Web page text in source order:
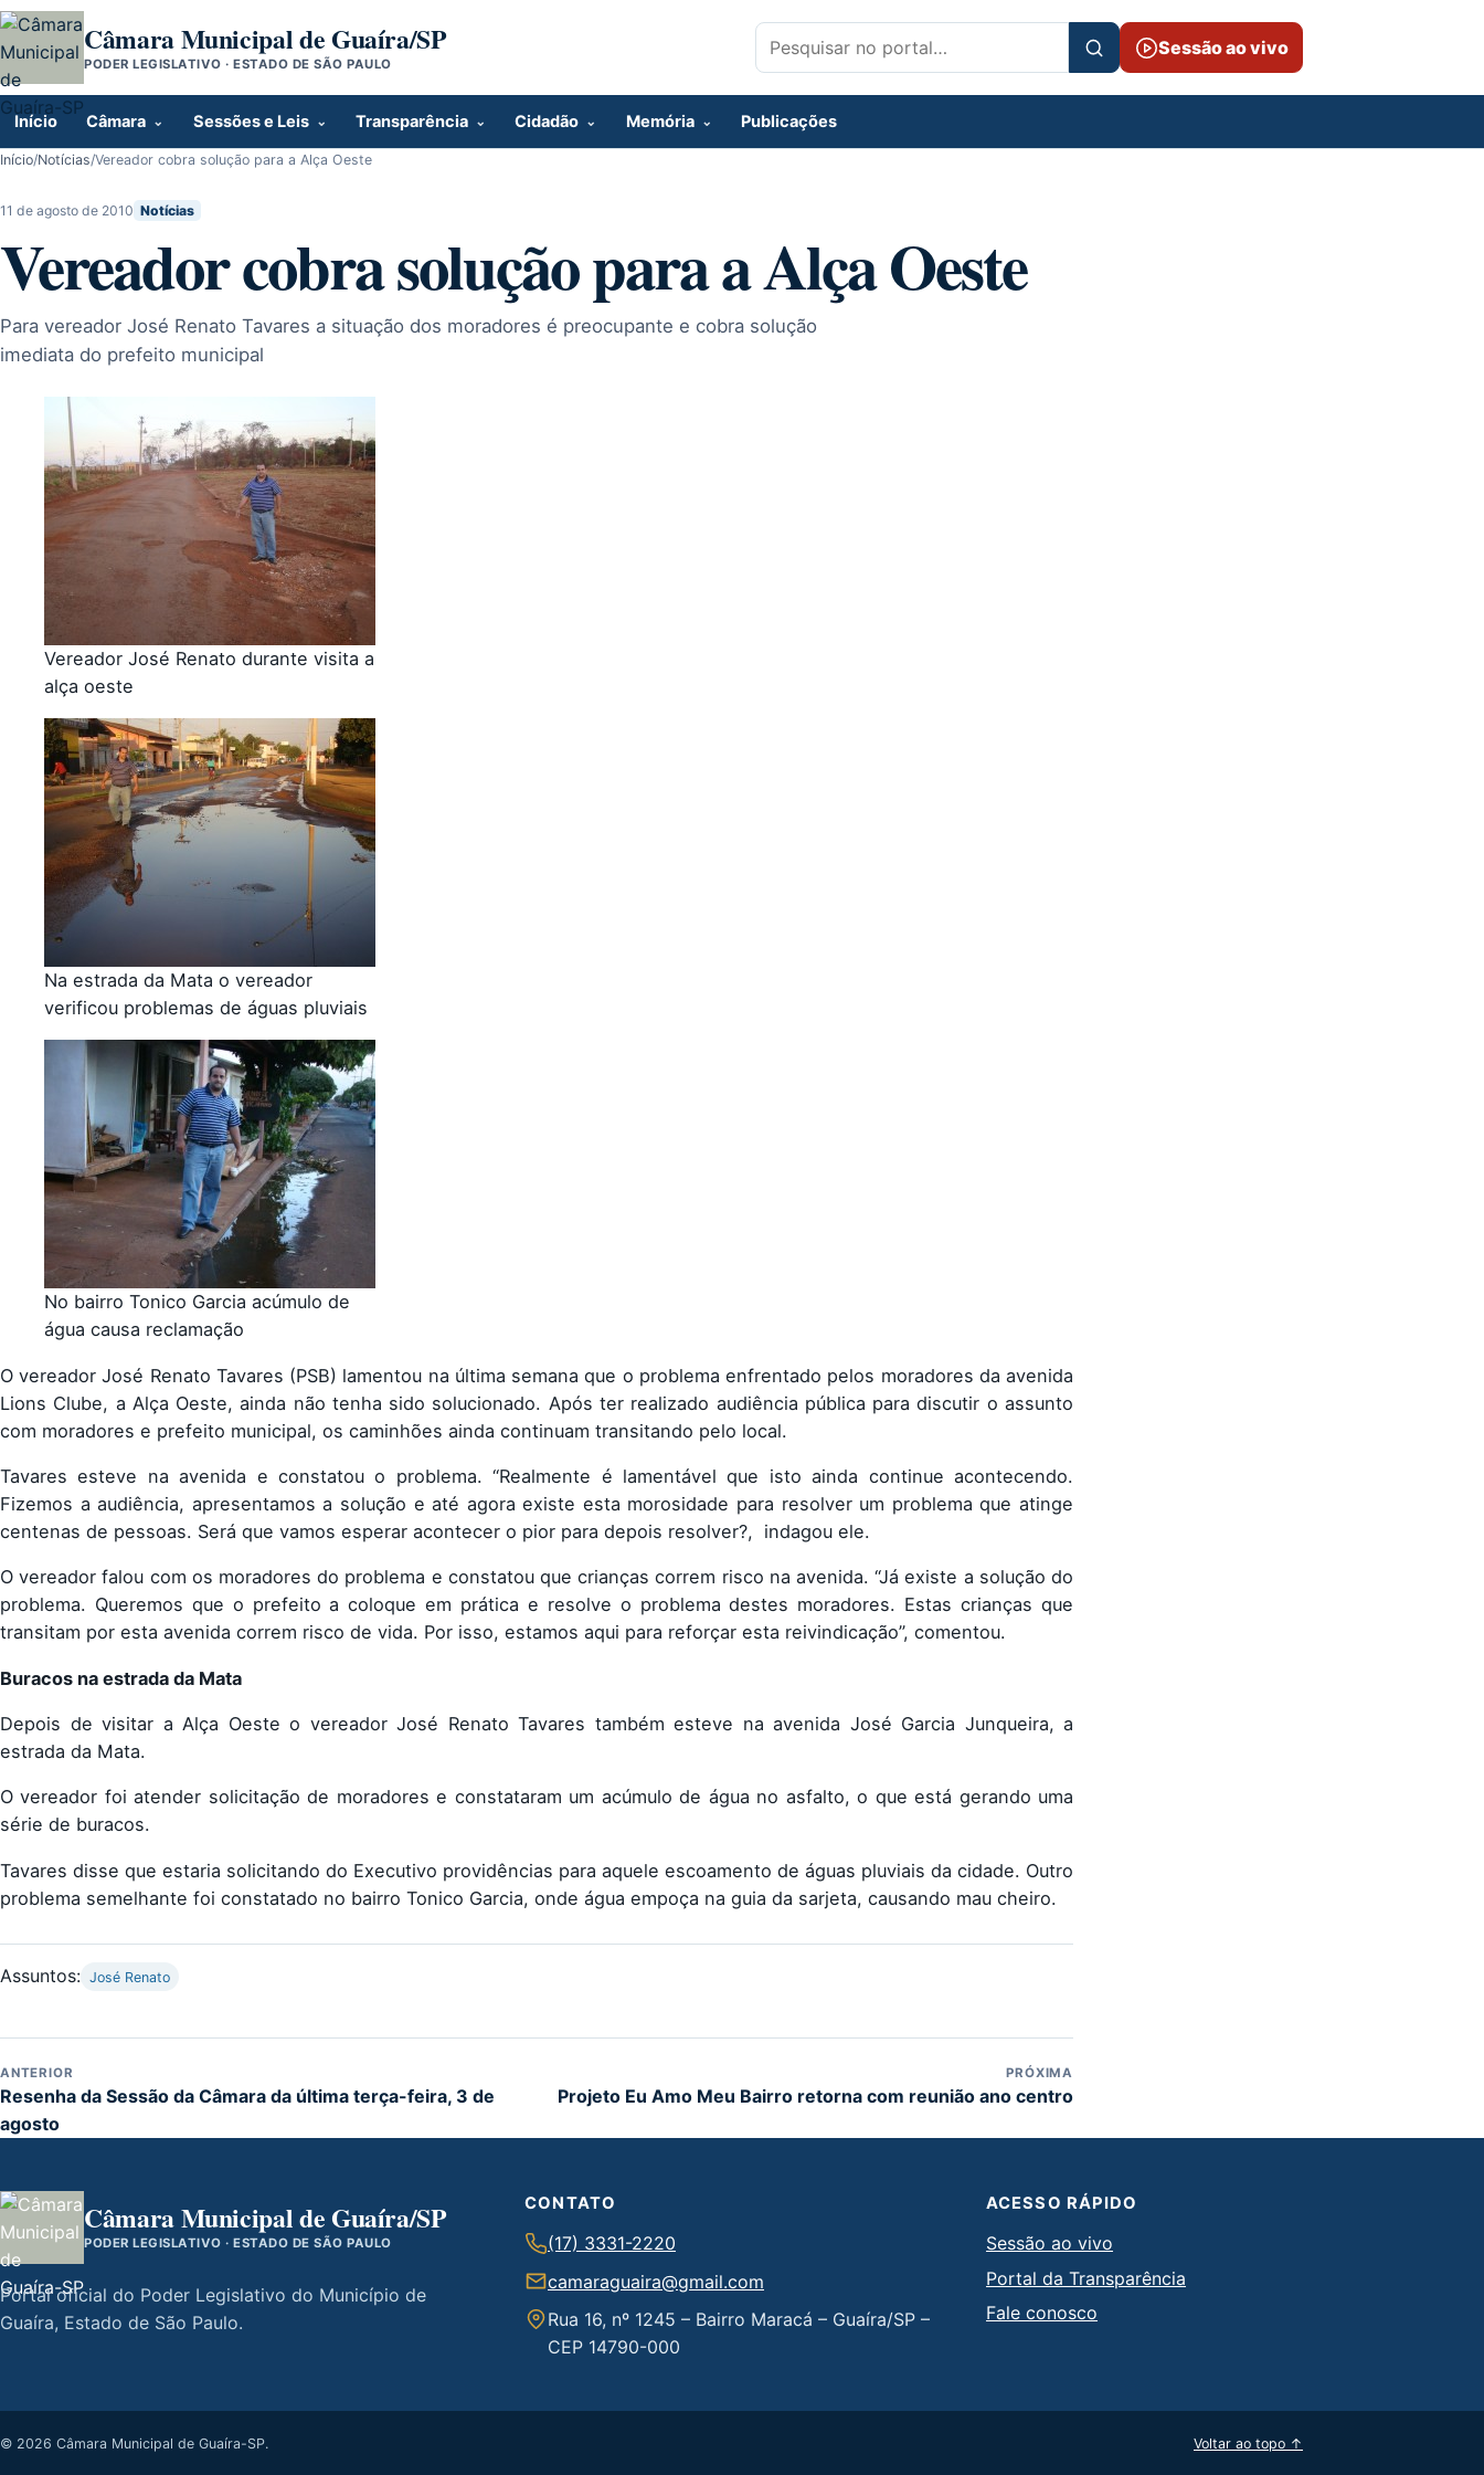
Pular para o conteúdo
Câmara Municipal de Guaíra/SP
PODER LEGISLATIVO · ESTADO DE SÃO PAULO
Pesquisar por:
Sessão ao vivo
Início Câmara Sessões e Leis Transparência Cidadão Memória Publicações
Início/Notícias/Vereador cobra solução para a Alça Oeste
11 de agosto de 2010 Notícias
Vereador cobra solução para a Alça Oeste
Para vereador José Renato Tavares a situação dos moradores é preocupante e cobra solução
imediata do prefeito municipal
Vereador José Renato durante visita a
alça oeste
Na estrada da Mata o vereador
verificou problemas de águas pluviais
No bairro Tonico Garcia acúmulo de
água causa reclamação
O vereador José Renato Tavares (PSB) lamentou na última semana que o problema enfrentado pelos moradores da avenida
Lions Clube, a Alça Oeste, ainda não tenha sido solucionado. Após ter realizado audiência pública para discutir o assunto
com moradores e prefeito municipal, os caminhões ainda continuam transitando pelo local.
Tavares esteve na avenida e constatou o problema. “Realmente é lamentável que isto ainda continue acontecendo.
Fizemos a audiência, apresentamos a solução e até agora existe esta morosidade para resolver um problema que atinge
centenas de pessoas. Será que vamos esperar acontecer o pior para depois resolver?, indagou ele.
O vereador falou com os moradores do problema e constatou que crianças correm risco na avenida. “Já existe a solução do
problema. Queremos que o prefeito a coloque em prática e resolve o problema destes moradores. Estas crianças que
transitam por esta avenida correm risco de vida. Por isso, estamos aqui para reforçar esta reivindicação”, comentou.
Buracos na estrada da Mata
Depois de visitar a Alça Oeste o vereador José Renato Tavares também esteve na avenida José Garcia Junqueira, a
estrada da Mata.
O vereador foi atender solicitação de moradores e constataram um acúmulo de água no asfalto, o que está gerando uma
série de buracos.
Tavares disse que estaria solicitando do Executivo providências para aquele escoamento de águas pluviais da cidade. Outro
problema semelhante foi constatado no bairro Tonico Garcia, onde água empoça na guia da sarjeta, causando mau cheiro.
Assuntos: José Renato
ANTERIOR
Resenha da Sessão da Câmara da última terça-feira, 3 de
agosto
PRÓXIMA
Projeto Eu Amo Meu Bairro retorna com reunião ano centro
Câmara Municipal de Guaíra/SP
PODER LEGISLATIVO · ESTADO DE SÃO PAULO
Portal oficial do Poder Legislativo do Município de
Guaíra, Estado de São Paulo.
CONTATO
(17) 3331-2220
camaraguaira@gmail.com
Rua 16, nº 1245 – Bairro Maracá – Guaíra/SP –
CEP 14790-000
ACESSO RÁPIDO
Sessão ao vivo
Portal da Transparência
Fale conosco
© 2026 Câmara Municipal de Guaíra-SP. Voltar ao topo ↑